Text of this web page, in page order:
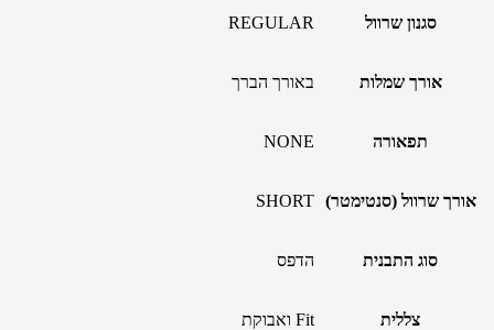
סגנון שרוול REGULAR
אורך שמלות באורך הברך
תפאורה NONE
אורך שרוול (סנטימטר) SHORT
סוג התבנית הדפס
צללית Fit ואבוקת